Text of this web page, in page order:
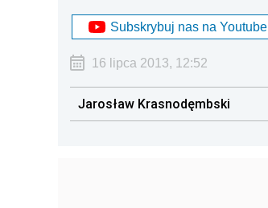
Subskrybuj nas na Youtube
16 lipca 2013, 12:52
Jarosław Krasnodęmbski